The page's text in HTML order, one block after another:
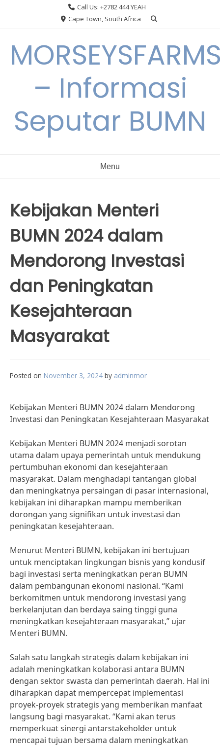
Call Us: +2782 444 YEAH
Cape Town, South Africa
– Informasi
Seputar BUMN
Menu
Kebijakan Menteri
BUMN 2024 dalam
Mendorong Investasi
dan Peningkatan
Kesejahteraan
Masyarakat
Posted on November 3, 2024 by adminmor
Kebijakan Menteri BUMN 2024 dalam Mendorong
Investasi dan Peningkatan Kesejahteraan Masyarakat
Kebijakan Menteri BUMN 2024 menjadi sorotan
utama dalam upaya pemerintah untuk mendukung
pertumbuhan ekonomi dan kesejahteraan
masyarakat. Dalam menghadapi tantangan global
dan meningkatnya persaingan di pasar internasional,
kebijakan ini diharapkan mampu memberikan
dorongan yang signifikan untuk investasi dan
peningkatan kesejahteraan.
Menurut Menteri BUMN, kebijakan ini bertujuan
untuk menciptakan lingkungan bisnis yang kondusif
bagi investasi serta meningkatkan peran BUMN
dalam pembangunan ekonomi nasional. “Kami
berkomitmen untuk mendorong investasi yang
berkelanjutan dan berdaya saing tinggi guna
meningkatkan kesejahteraan masyarakat,” ujar
Menteri BUMN.
Salah satu langkah strategis dalam kebijakan ini
adalah meningkatkan kolaborasi antara BUMN
dengan sektor swasta dan pemerintah daerah. Hal ini
diharapkan dapat mempercepat implementasi
proyek-proyek strategis yang memberikan manfaat
langsung bagi masyarakat. “Kami akan terus
memperkuat sinergi antarstakeholder untuk
mencapai tujuan bersama dalam meningkatkan